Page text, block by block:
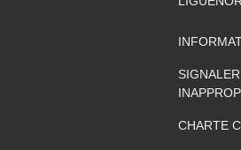
CHARTE